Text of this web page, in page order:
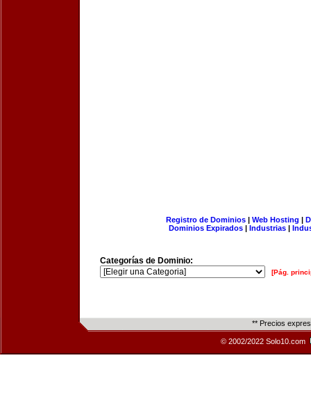
Registro de Dominios| Web Hosting |
Dominios Expirados | Industrias |
Categorías de Dominio:
[Pág.
** Precios
© 2002/2022 Solo10.com